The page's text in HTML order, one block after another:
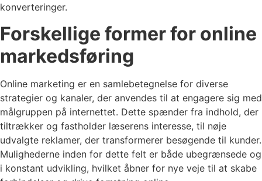
konverteringer.
Forskellige former for online
markedsføring
Online marketing er en samlebetegnelse for diverse
strategier og kanaler, der anvendes til at engagere sig med
målgruppen på internettet. Dette spænder fra indhold, der
tiltrækker og fastholder læserens interesse, til nøje
udvalgte reklamer, der transformerer besøgende til kunder.
Mulighederne inden for dette felt er både ubegrænsede og
i konstant udvikling, hvilket åbner for nye veje til at skabe